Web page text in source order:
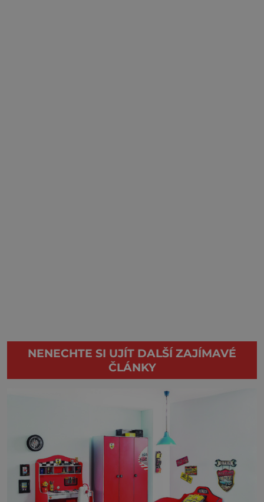
NENECHTE SI UJÍT DALŠÍ ZAJÍMAVÉ
ČLÁNKY